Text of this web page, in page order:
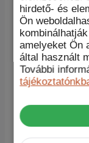
hirdető- és
Ön
amelyeket Ön
által használt
További
A készlet
– 1db hibrid
– 1db nedves
– 1db száraz
– porálló
– 1db kendő
Értékelések